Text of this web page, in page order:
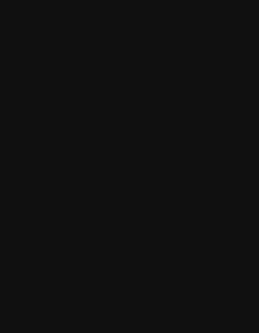
서처럼 한 건 한 건의 시간
지고 있습니다. 과거를 더 자
없고』가 그 점을 잘 보여주
블랙아웃』은 그간 이 시리즈
차 세계대전의 특정 기간에
. 코미디에 중점을 둔 쪽도
둔 에피소드도 있습니다. 이
과거 속에서 만나는 게 아닐
현재(2060년)입니다. 그간
시에 여러 건을 감독하다 보니
장판인 것처럼 보이는 장면
는 아니니까요. 믿고 따라가
다. 코니 윌리스는 좀 더 읽기
다. 시리즈의 두 번째 작품이